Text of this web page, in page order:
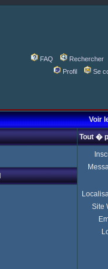
FAQ
Rechercher
Profil
Se
Voir
Tout �
Site